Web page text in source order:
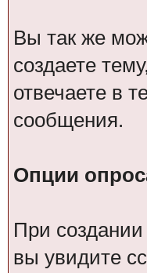
Вы так же
создаете
отвечаете в
сообщения.
Опции
При
вы увидите